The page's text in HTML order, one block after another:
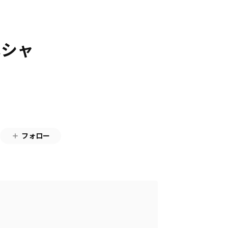
ャ
フォロー